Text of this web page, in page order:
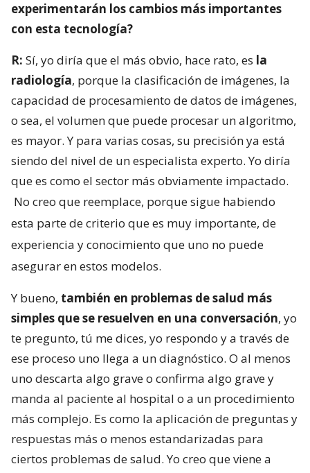
experimentarán los cambios más importantes
con esta tecnología?
R: Sí, yo diría que el más obvio, hace rato, es la
radiología, porque la clasificación de imágenes, la
capacidad de procesamiento de datos de imágenes,
o sea, el volumen que puede procesar un algoritmo,
es mayor. Y para varias cosas, su precisión ya está
siendo del nivel de un especialista experto. Yo diría
que es como el sector más obviamente impactado.
No creo que reemplace, porque sigue habiendo
esta parte de criterio que es muy importante, de
experiencia y conocimiento que uno no puede
asegurar en estos modelos.
Y bueno, también en problemas de salud más
simples que se resuelven en una conversación, yo
te pregunto, tú me dices, yo respondo y a través de
ese proceso uno llega a un diagnóstico. O al menos
uno descarta algo grave o confirma algo grave y
manda al paciente al hospital o a un procedimiento
más complejo. Es como la aplicación de preguntas y
respuestas más o menos estandarizadas para
ciertos problemas de salud. Yo creo que viene a